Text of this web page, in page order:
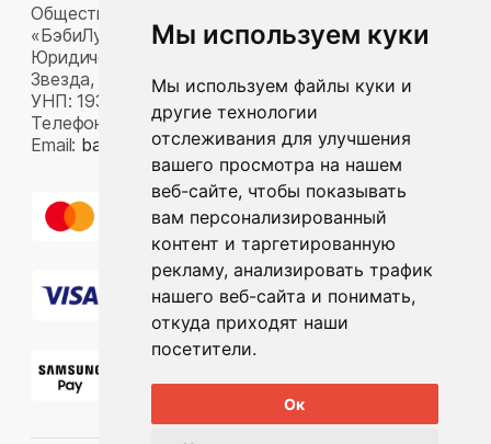
Мы используем куки
Мы используем файлы куки и
другие технологии
отслеживания для улучшения
вашего просмотра на нашем
веб-сайте, чтобы показывать
вам персонализированный
контент и таргетированную
рекламу, анализировать трафик
нашего веб-сайта и понимать,
откуда приходят наши
посетители.
Ок
Общество с ограниченной ответственностью
«БэбиЛук»
Юридический адрес: 220117, г. Минск, пр-т Газеты
Звезда, д. 16, пом. 52
УНП: 193815124
Телефон:
+375 33 392 66 63
Email: babylook.gm@gmail.com .